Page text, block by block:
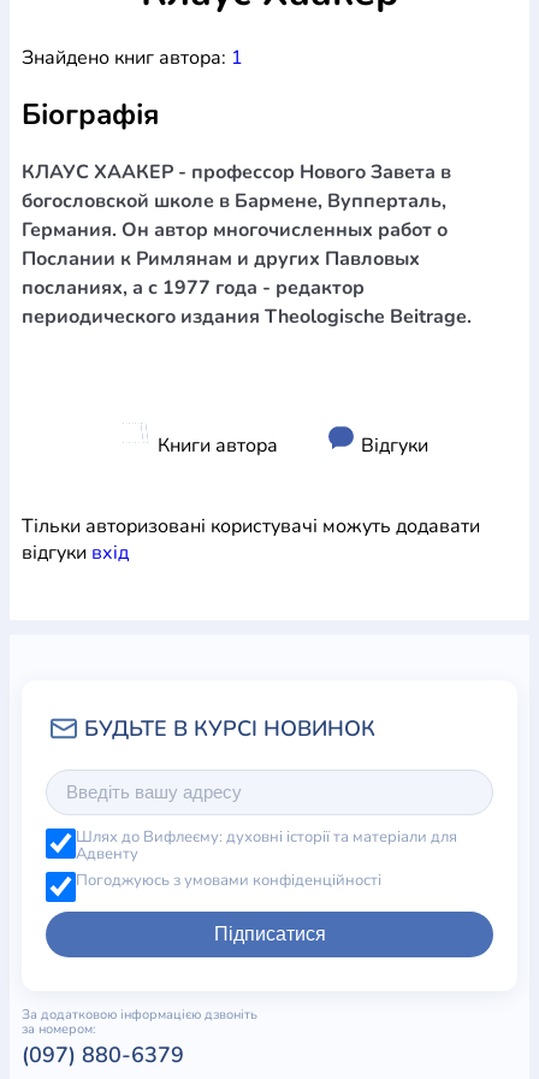
Шлюб і сім`я Юдаїзм
ПеріодикаАудіо Ручки кулькові
БлокнотиЩоденники / щотижневики
Навчальні мапи Шкіряні виробиМагнітиМеталеві
виробиМіні-лампи НаклейкиНастільні ігриПакети
подарункові ПлакатиПластмасові вироби Хустки
Подарункові карткиРозвиваючі ігри Репринти
ФотокартиниЧохли на Библії
Календарі
Канцелярскі товари
Комп`ютерні ігри
ЛистівкиСувенирна продукціяГодинники Пазли
Ми у Facebook
Знайдено книг автора: 1
Біографія
КЛАУС ХААКЕР - профессор Нового Завета в
богословской школе в Бармене, Вупперталь,
Германия. Он автор многочисленных работ о
Послании к Римлянам и других Павловых
посланиях, а с 1977 года - редактор
периодического издания Theologische Beitrage.
Книги автора Відгуки
Тільки авторизовані користувачі можуть додавати
відгуки вхiд
Шлях до Вифлеєму: духовні історії та матеріали для
Адвенту
Погоджуюсь з умовами конфіденційності
Підписатися
За додатковою інформацією дзвоніть
за номером:
(097) 880-6379